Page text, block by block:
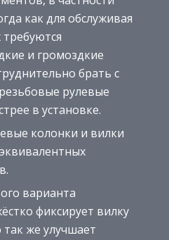
как для обслуживая
и громоздкие
брать с
рулевые
в установке.
колонки и вилки
варианта
фиксирует вилку
так же улучшает